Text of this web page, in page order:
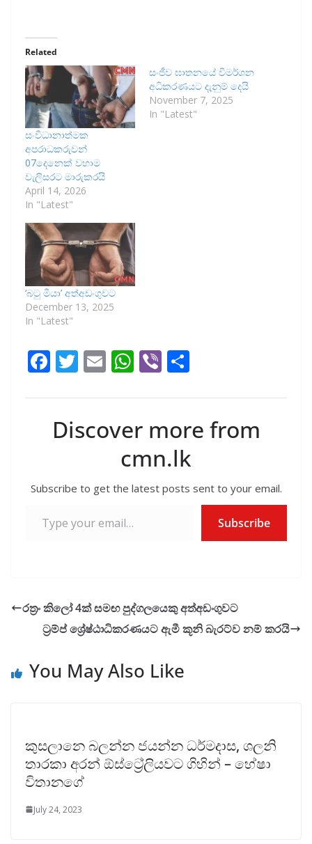
Related
සංවිධානාත්මක
අපරාධකරුවන්
07දෙනෙක් වහාම
වැලිසරට මාරුකරයි
April 14, 2026
In "Latest"
සංජීව ඝාතනයේ විමර්ශන
අධිකරණයට දැනුම් දෙයි
November 7, 2025
In "Latest"
‘බටු මීයා’ අත්අඩංගුවට
December 13, 2025
In "Latest"
F
e
b
k
T
itt
er
E
ai
l
W
at
s
A
p
p
Vi
er ar
e
Discover more from
cmn.lk
Subscribe to get the latest posts sent to your email.
Subscribe
රත්‍රං කිලෝ 4ක් සමඟ පුද්ගලයෙකු අත්අඩංගුවට
ට්‍රම්ප් ශ්‍රේෂ්ඨාධිකරණයට ඇමී කූනි බැරට්ව නම් කරයි
You May Also Like
කුසලානෙ බලන්න ජයන්න ධර්මදාස, ශලනි
තාරකා අරන් ඕස්ට්‍රේලියවට ගිහින් – හේෂා
විතානගේ
July 24, 2023